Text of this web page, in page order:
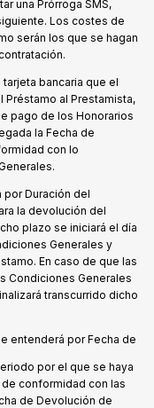
una Prórroga SMS,
Los costes de
serán los que se hagan
bancaria que el
Préstamo al Prestamista,
pago de los Honorarios
la Fecha de
con lo
por Duración del
la devolución del
plazo se iniciará el día
Generales y
En caso de que las
Condiciones Generales
transcurrido dicho
entenderá por Fecha de
por el que se haya
conformidad con las
de Devolución de